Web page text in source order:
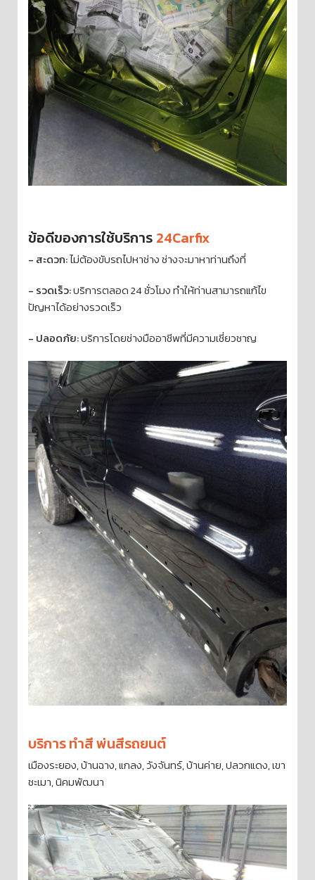
ข้อดีของการใช้บริการ 24Carfix
- สะดวก:ไม่ต้องขับรถไปหาช่าง ช่างจะมาหาท่านถึงที่
- รวดเร็ว:บริการตลอด 24 ชั่วโมง ทำให้ท่านสามารถแก้ไข
ปัญหาได้อย่างรวดเร็ว
- ปลอดภัย:บริการโดยช่างมืออาชีพที่มีความเชี่ยวชาญ
บริการ ทำสี พ่นสีรถยนต์
เมืองระยอง, บ้านฉาง, แกลง, วังจันทร์, บ้านค่าย, ปลวกแดง, เขา
ชะเมา, นิคมพัฒนา